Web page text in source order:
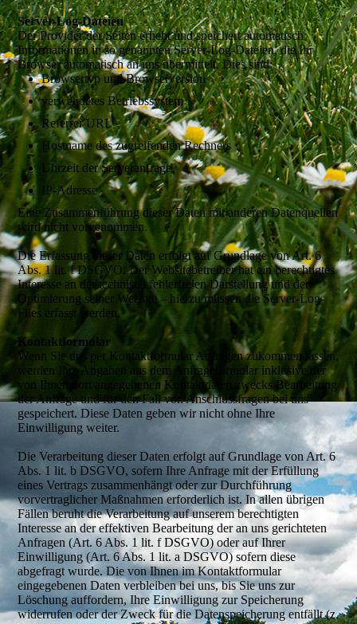
Server-Log-Dateien
Der Provider der Seiten erhebt und speichert automatisch
Informationen in so genannten Server-Log-Dateien, die Ihr
Browser automatisch an uns übermittelt. Dies sind:
Browsertyp und Browserversion
verwendetes Betriebssystem
Referrer URL
Hostname des zugreifenden Rechners
Uhrzeit der Serveranfrage
IP-Adresse
Eine Zusammenführung dieser Daten mit anderen Datenquellen
wird nicht vorgenommen.
Die Erfassung dieser Daten erfolgt auf Grundlage von Art. 6
Abs. 1 lit. f DSGVO. Der Websitebetreiber hat ein berechtigtes
Interesse an der technisch fehlerfreien Darstellung und der
Optimierung seiner Website – hierzu müssen die Server-Log-
Files erfasst werden.
Kontaktformular
Wenn Sie uns per Kontaktformular Anfragen zukommen lassen,
werden Ihre Angaben aus dem Anfrageformular inklusive der
von Ihnen dort angegebenen Kontaktdaten zwecks Bearbeitung
der Anfrage und für den Fall von Anschlussfragen bei uns
gespeichert. Diese Daten geben wir nicht ohne Ihre
Einwilligung weiter.
Die Verarbeitung dieser Daten erfolgt auf Grundlage von Art. 6
Abs. 1 lit. b DSGVO, sofern Ihre Anfrage mit der Erfüllung
eines Vertrags zusammenhängt oder zur Durchführung
vorvertraglicher Maßnahmen erforderlich ist. In allen übrigen
Fällen beruht die Verarbeitung auf unserem berechtigten
Interesse an der effektiven Bearbeitung der an uns gerichteten
Anfragen (Art. 6 Abs. 1 lit. f DSGVO) oder auf Ihrer
Einwilligung (Art. 6 Abs. 1 lit. a DSGVO) sofern diese
abgefragt wurde. Die von Ihnen im Kontaktformular
eingegebenen Daten verbleiben bei uns, bis Sie uns zur
Löschung auffordern, Ihre Einwilligung zur Speicherung
widerrufen oder der Zweck für die Datenspeicherung entfällt (z.